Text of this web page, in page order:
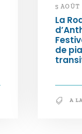
5 AOÛT
La
de
A